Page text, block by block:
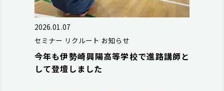
2026.01.07
セミナー リクルート お知らせ
今年も伊勢崎興陽高等学校で進路講師と
して登壇しました